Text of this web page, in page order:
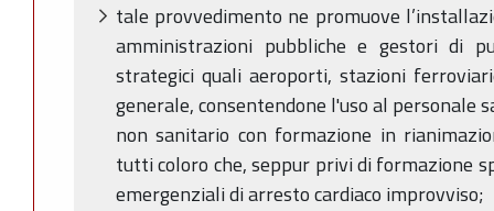
tale provvedimento ne promuove
amministrazioni pubbliche e gestori di
strategici quali aeroporti, stazioni
generale, consentendone l'uso al personale
non sanitario con formazione in
tutti coloro che, seppur privi di formazione
emergenziali di arresto cardiaco improvviso;